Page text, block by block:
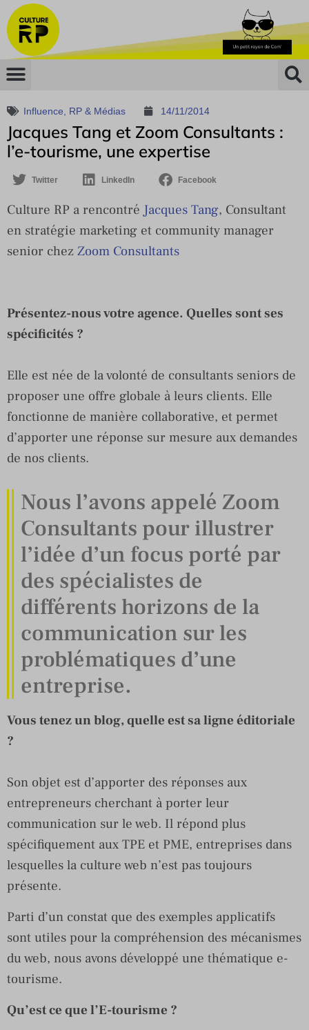
Influence RP & Médias 14/11/2014
Jacques Tang et Zoom Consultants :
l’e-tourisme, une expertise
Twitter LinkedIn Facebook
Culture RP a rencontré Jacques Tang, Consultant
en stratégie marketing et community manager
senior chez Zoom Consultants
Présentez-nous votre agence. Quelles sont ses
spécificités ?
Elle est née de la volonté de consultants seniors de
proposer une offre globale à leurs clients. Elle
fonctionne de manière collaborative, et permet
d’apporter une réponse sur mesure aux demandes
de nos clients.
Nous l’avons appelé Zoom
Consultants pour illustrer
l’idée d’un focus porté par
des spécialistes de
différents horizons de la
communication sur les
problématiques d’une
entreprise.
Vous tenez un blog, quelle est sa ligne éditoriale
?
Son objet est d’apporter des réponses aux
entrepreneurs cherchant à porter leur
communication sur le web. Il répond plus
spécifiquement aux TPE et PME, entreprises dans
lesquelles la culture web n’est pas toujours
présente.
Parti d’un constat que des exemples applicatifs
sont utiles pour la compréhension des mécanismes
du web, nous avons développé une thématique e-
tourisme.
Qu’est ce que l’E-tourisme ?